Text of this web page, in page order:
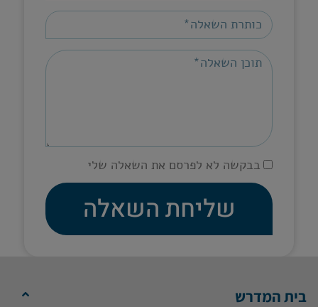
בבקשה לא לפרסם את השאלה שלי
שליחת השאלה
בית המדרש